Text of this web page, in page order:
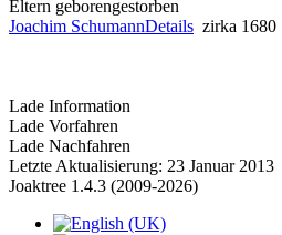
Eltern geborengestorben
Joachim SchumannDetails zirka 1680
Lade Information
Lade Vorfahren
Lade Nachfahren
Letzte Aktualisierung: 23 Januar 2013
Joaktree 1.4.3 (2009-2026)